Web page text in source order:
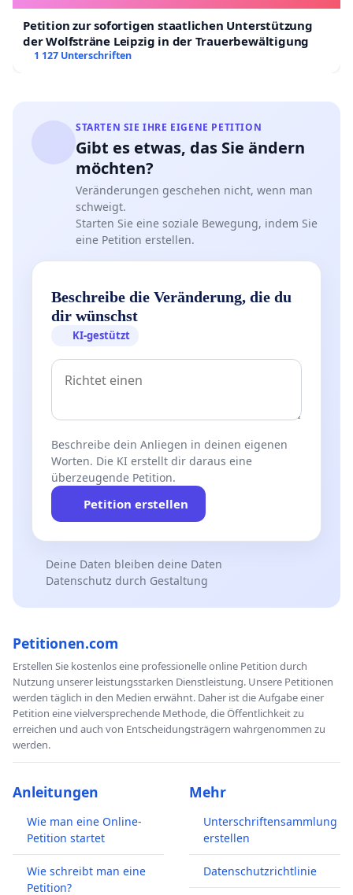
Petition zur sofortigen staatlichen Unterstützung
der Wolfsträne Leipzig in der Trauerbewältigung
1 127 Unterschriften
STARTEN SIE IHRE EIGENE PETITION
Gibt es etwas, das Sie ändern
möchten?
Veränderungen geschehen nicht, wenn man
schweigt.
Starten Sie eine soziale Bewegung, indem Sie
eine Petition erstellen.
Beschreibe die Veränderung, die du
dir wünschst
KI-gestützt
Beschreibe dein Anliegen in deinen eigenen
Worten. Die KI erstellt dir daraus eine
überzeugende Petition.
Petition erstellen
Deine Daten bleiben deine Daten
Datenschutz durch Gestaltung
Petitionen.com
Erstellen Sie kostenlos eine professionelle online Petition durch
Nutzung unserer leistungsstarken Dienstleistung. Unsere Petitionen
werden täglich in den Medien erwähnt. Daher ist die Aufgabe einer
Petition eine vielversprechende Methode, die Öffentlichkeit zu
erreichen und auch von Entscheidungsträgern wahrgenommen zu
werden.
Anleitungen
Wie man eine Online-
Petition startet
Wie schreibt man eine
Petition?
Mehr
Unterschriftensammlung
erstellen
Datenschutzrichtlinie